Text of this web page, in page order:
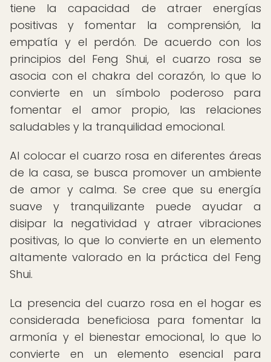
tiene la capacidad de atraer energías
positivas y fomentar la comprensión, la
empatía y el perdón. De acuerdo con los
principios del Feng Shui, el cuarzo rosa se
asocia con el chakra del corazón, lo que lo
convierte en un símbolo poderoso para
fomentar el amor propio, las relaciones
saludables y la tranquilidad emocional.
Al colocar el cuarzo rosa en diferentes áreas
de la casa, se busca promover un ambiente
de amor y calma. Se cree que su energía
suave y tranquilizante puede ayudar a
disipar la negatividad y atraer vibraciones
positivas, lo que lo convierte en un elemento
altamente valorado en la práctica del Feng
Shui.
La presencia del cuarzo rosa en el hogar es
considerada beneficiosa para fomentar la
armonía y el bienestar emocional, lo que lo
convierte en un elemento esencial para